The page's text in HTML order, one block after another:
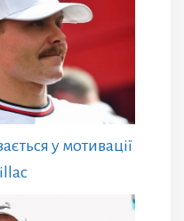
у мотивації